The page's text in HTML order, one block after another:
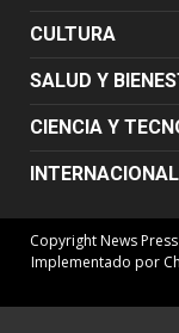
CULTURA
SALUD Y
CIENCIA Y
Copyright News
Implementado por